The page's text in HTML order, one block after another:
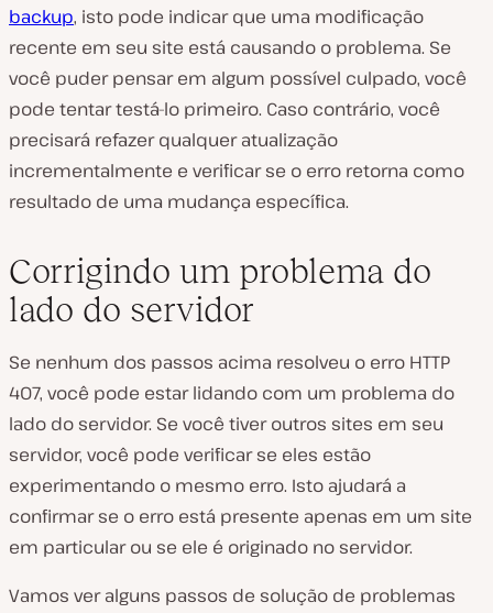
backup, isto pode indicar que uma modificação
recente em seu site está causando o problema. Se
você puder pensar em algum possível culpado, você
pode tentar testá-lo primeiro. Caso contrário, você
precisará refazer qualquer atualização
incrementalmente e verificar se o erro retorna como
resultado de uma mudança específica.
Corrigindo um problema do
lado do servidor
Se nenhum dos passos acima resolveu o erro HTTP
407, você pode estar lidando com um problema do
lado do servidor. Se você tiver outros sites em seu
servidor, você pode verificar se eles estão
experimentando o mesmo erro. Isto ajudará a
confirmar se o erro está presente apenas em um site
em particular ou se ele é originado no servidor.
Vamos ver alguns passos de solução de problemas